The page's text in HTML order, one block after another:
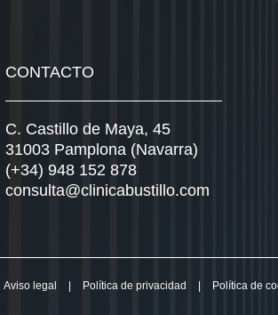
CONTACTO
C. Castillo de Maya, 45
31003 Pamplona (Navarra)
(+34) 948 152 878
consulta@clinicabustillo.com
Aviso legal | Política de privacidad | Política de